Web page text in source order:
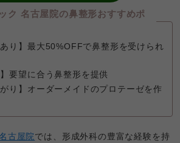
ク 名古屋院の鼻整形おすすめポ
あり】最大50%OFFで鼻整形を受けられ
】要望に合う鼻整形を提供
がり】オーダーメイドのプロテーゼを作
古屋院では、形成外科の豊富な経験を持